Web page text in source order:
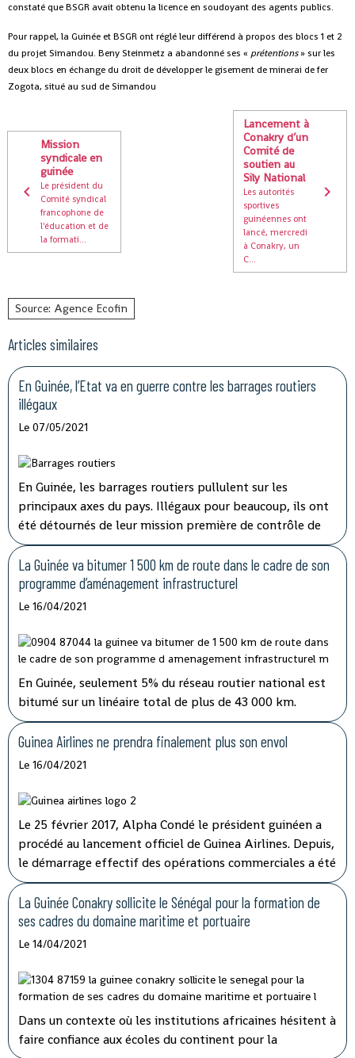
constaté que BSGR avait obtenu la licence en soudoyant des agents publics.
Pour rappel, la Guinée et BSGR ont réglé leur différend à propos des blocs 1 et 2
du projet Simandou. Beny Steinmetz a abandonné ses « prétentions» sur les
deux blocs en échange du droit de développer le gisement de minerai de fer
Zogota, situé au sud de Simandou
Mission
syndicale en
guinée
Le président du
Comité syndical
francophone de
l'éducation et de
la formati...
Lancement à
Conakry d’un
Comité de
soutien au
Sily National
Les autorités
sportives
guinéennes ont
lancé, mercredi
à Conakry, un
C...
Source: Agence Ecofin
Articles similaires
En Guinée, l’Etat va en guerre contre les barrages routiers
illégaux
Le 07/05/2021
En Guinée, les barrages routiers pullulent sur les
principaux axes du pays. Illégaux pour beaucoup, ils ont
été détournés de leur mission première de contrôle de
sécurité pour devenir des niches de rançonnement. Le
préjudice causé aux transporteurs et aux usagers de la
route est important.
La Guinée va bitumer 1 500 km de route dans le cadre de son
programme d’aménagement infrastructurel
Le 16/04/2021
En Guinée, seulement 5% du réseau routier national est
bitumé sur un linéaire total de plus de 43 000 km.
Jusqu’ici, les fonds alloués à l’entretien routier sont
insuffisants alors que plusieurs axes vitaux du pays sont
dans un état critique.
Guinea Airlines ne prendra finalement plus son envol
Le 16/04/2021
Le 25 février 2017, Alpha Condé le président guinéen a
procédé au lancement officiel de Guinea Airlines. Depuis,
le démarrage effectif des opérations commerciales a été
reporté à plusieurs reprises. Le sort de la compagnie a
finalement été tranché par l'Etat qui détenait 20% des
parts.
La Guinée Conakry sollicite le Sénégal pour la formation de
ses cadres du domaine maritime et portuaire
Le 14/04/2021
Dans un contexte où les institutions africaines hésitent à
faire confiance aux écoles du continent pour la